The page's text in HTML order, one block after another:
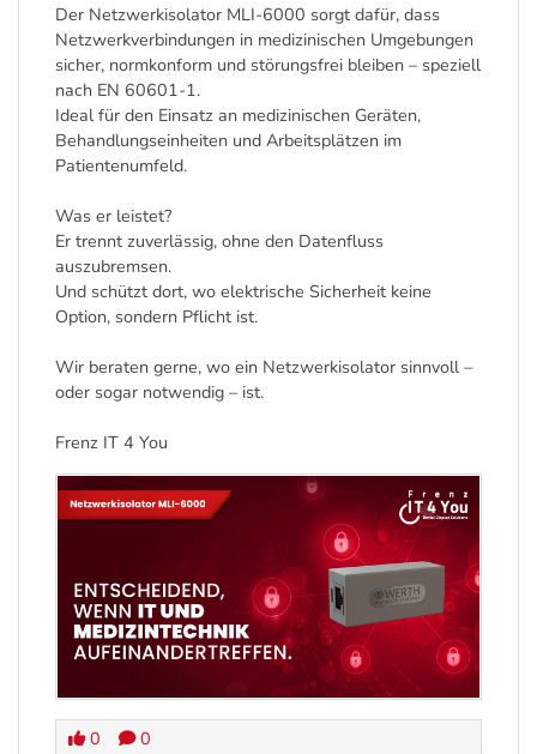
Der Netzwerkisolator MLI-6000 sorgt dafür, dass
Netzwerkverbindungen in medizinischen Umgebungen
sicher, normkonform und störungsfrei bleiben – speziell
nach EN 60601-1.
Ideal für den Einsatz an medizinischen Geräten,
Behandlungseinheiten und Arbeitsplätzen im
Patientenumfeld.
Was er leistet?
Er trennt zuverlässig, ohne den Datenfluss
auszubremsen.
Und schützt dort, wo elektrische Sicherheit keine
Option, sondern Pflicht ist.
Wir beraten gerne, wo ein Netzwerkisolator sinnvoll –
oder sogar notwendig – ist.
Frenz IT 4 You
0 0